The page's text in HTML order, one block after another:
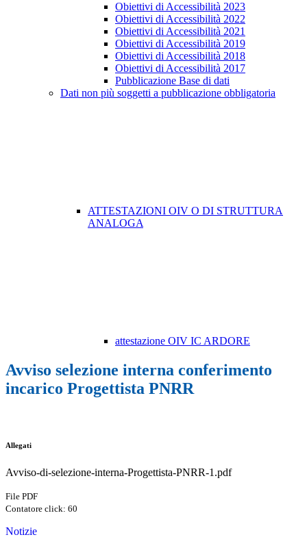
Obiettivi di Accessibilità 2023
Obiettivi di Accessibilità 2022
Obiettivi di Accessibilità 2021
Obiettivi di Accessibilità 2019
Obiettivi di Accessibilità 2018
Obiettivi di Accessibilità 2017
Pubblicazione Base di dati
Dati non più soggetti a pubblicazione obbligatoria
ATTESTAZIONI OIV O DI STRUTTURA
ANALOGA
attestazione OIV IC ARDORE
Avviso selezione interna conferimento
incarico Progettista PNRR
Allegati
Avviso-di-selezione-interna-Progettista-PNRR-1.pdf
File PDF
Contatore click: 60
Notizie